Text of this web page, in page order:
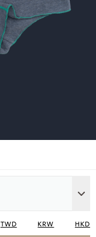
TWD KRW HKD